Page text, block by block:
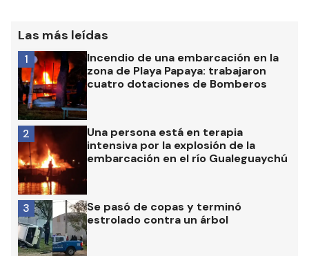
Las más leídas
Incendio de una embarcación en la
zona de Playa Papaya: trabajaron
cuatro dotaciones de Bomberos
1
Una persona está en terapia
intensiva por la explosión de la
embarcación en el río Gualeguaychú
2
Se pasó de copas y terminó
estrolado contra un árbol
3